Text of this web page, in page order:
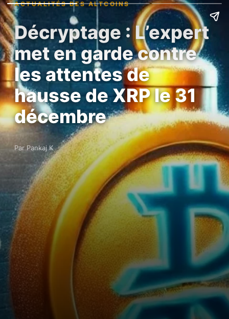
ACTUALITÉS DES ALTCOINS
Décryptage : L’expert
met en garde contre
les attentes de
hausse de XRP le 31
décembre
Par Pankaj K